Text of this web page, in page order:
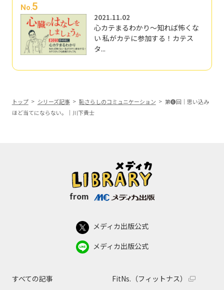
No.5
2021.11.02
心カテまるわかり～知れば怖くな
い 私がカテに参加する！カテス
タ...
トップ シリーズ記事 恥さらしのコミュニケーション
第❻回｜思い込み
ほど当てにならない。｜川下貴士
from
メディカ出版公式
メディカ出版公式
すべての記事
FitNs.（フィットナス）